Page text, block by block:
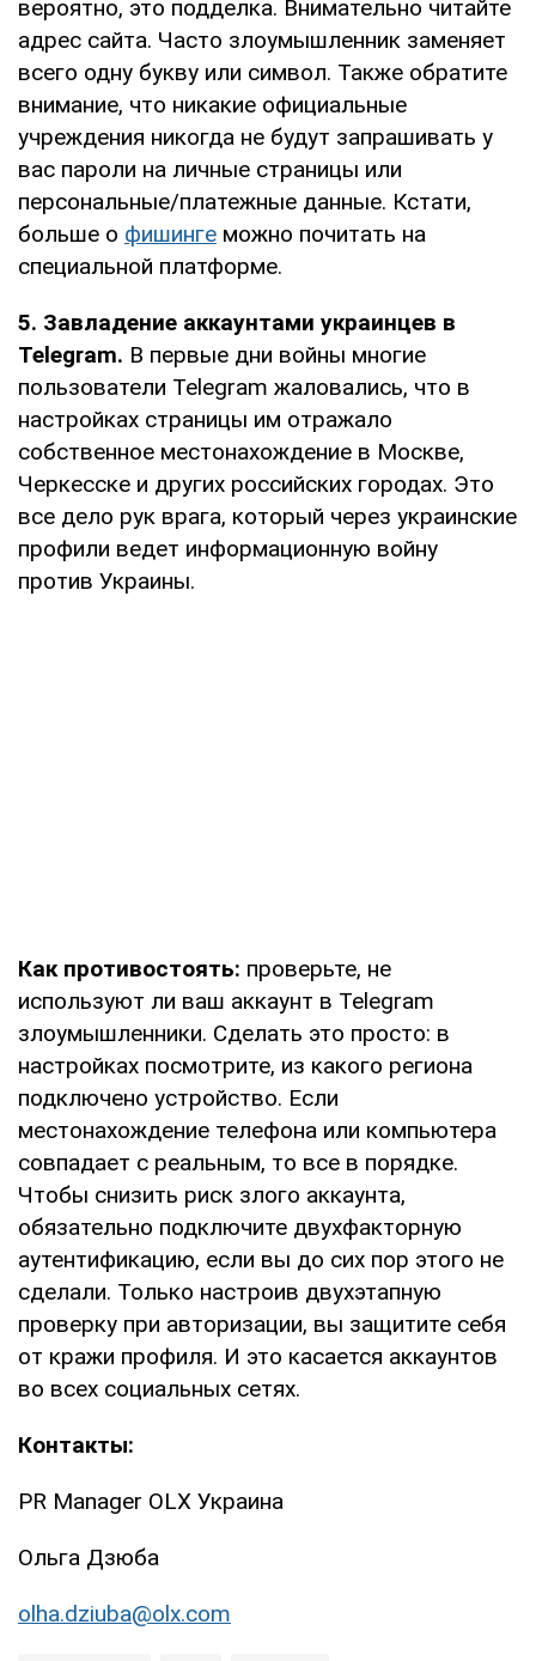
вероятно, это подделка. Внимательно читайте
адрес сайта. Часто злоумышленник заменяет
всего одну букву или символ. Также обратите
внимание, что никакие официальные
учреждения никогда не будут запрашивать у
вас пароли на личные страницы или
персональные/платежные данные. Кстати,
больше о фишинге можно почитать на
специальной платформе.
5. Завладение аккаунтами украинцев в
Telegram. В первые дни войны многие
пользователи Telegram жаловались, что в
настройках страницы им отражало
собственное местонахождение в Москве,
Черкесске и других российских городах. Это
все дело рук врага, который через украинские
профили ведет информационную войну
против Украины.
Как противостоять: проверьте, не
используют ли ваш аккаунт в Telegram
злоумышленники. Сделать это просто: в
настройках посмотрите, из какого региона
подключено устройство. Если
местонахождение телефона или компьютера
совпадает с реальным, то все в порядке.
Чтобы снизить риск злого аккаунта,
обязательно подключите двухфакторную
аутентификацию, если вы до сих пор этого не
сделали. Только настроив двухэтапную
проверку при авторизации, вы защитите себя
от кражи профиля. И это касается аккаунтов
во всех социальных сетях.
Контакты:
PR Manager OLX Украина
Ольга Дзюба
olha.dziuba@olx.com